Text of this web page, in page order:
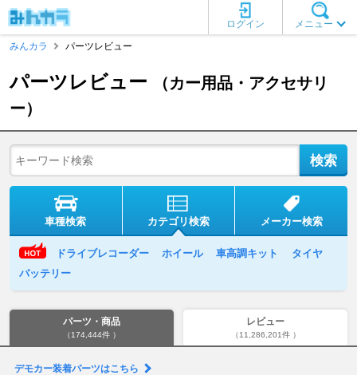
メニュー
ログイン
みんカラ
パーツレビュー
パーツレビュー
（カー用品・アクセサリ
ー）
車種検索 カテゴリ検索 メーカー検索
ドライブレコーダー ホイール 車高調キット
タイヤ
バッテリー
パーツ・商品
（174,444件 ）
レビュー
（11,286,201件 ）
デモカー装着パーツはこちら